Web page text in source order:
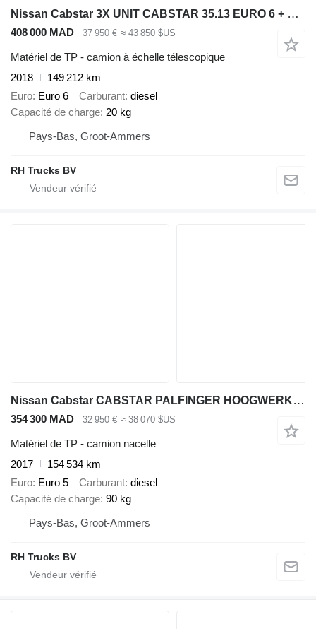
Nissan Cabstar 3X UNIT CABSTAR 35.13 EURO 6 + LIFT 25 METER + REMOTE CO
408 000 MAD 37 950 € ≈ 43 850 $US
Matériel de TP - camion à échelle télescopique
2018
149 212 km
Euro Euro 6 Carburant diesel
Capacité de charge 20 kg
Pays-Bas, Groot-Ammers
RH Trucks BV
Nissan Cabstar CABSTAR PALFINGER HOOGWERKER 20 METER 35.14
354 300 MAD 32 950 € ≈ 38 070 $US
Matériel de TP - camion nacelle
2017
154 534 km
Euro Euro 5 Carburant diesel
Capacité de charge 90 kg
Pays-Bas, Groot-Ammers
RH Trucks BV